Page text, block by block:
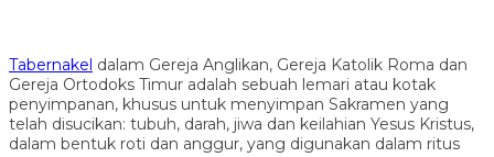
Tabernakel dalam Gereja Anglikan, Gereja Katolik Roma dan
Gereja Ortodoks Timur adalah sebuah lemari atau kotak
penyimpanan, khusus untuk menyimpan Sakramen yang
telah disucikan: tubuh, darah, jiwa dan keilahian Yesus Kristus,
dalam bentuk roti dan anggur, yang digunakan dalam ritus